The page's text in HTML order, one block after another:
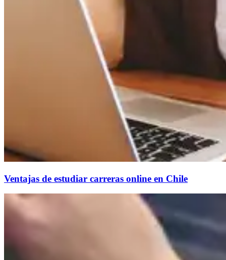
Ventajas de estudiar carreras online en Chile